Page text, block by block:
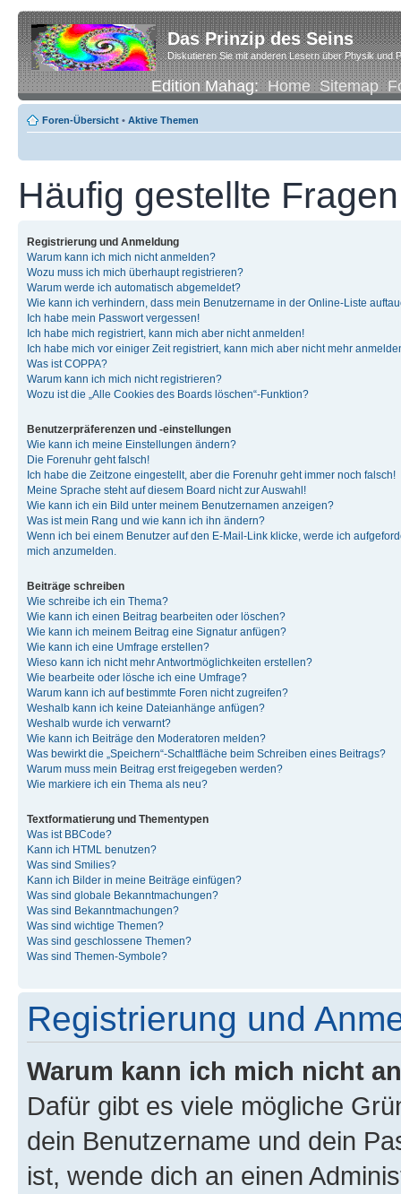
Das Prinzip des Seins
Diskutieren Sie mit anderen Lesern über Physik und
Edition Mahag:Home Sitemap
Foren-Übersicht • Aktive Themen
Häufig gestellte Fragen
Registrierung und Anmeldung
Warum kann ich mich nicht anmelden?
Wozu muss ich mich überhaupt registrieren?
Warum werde ich automatisch abgemeldet?
Wie kann ich verhindern, dass mein Benutzername in der Online-Liste
Ich habe mein Passwort vergessen!
Ich habe mich registriert, kann mich aber nicht anmelden!
Ich habe mich vor einiger Zeit registriert, kann mich aber nicht mehr
Was ist COPPA?
Warum kann ich mich nicht registrieren?
Wozu ist die „Alle Cookies des Boards löschen“-Funktion?
Benutzerpräferenzen und -einstellungen
Wie kann ich meine Einstellungen ändern?
Die Forenuhr geht falsch!
Ich habe die Zeitzone eingestellt, aber die Forenuhr geht immer noch falsch!
Meine Sprache steht auf diesem Board nicht zur Auswahl!
Wie kann ich ein Bild unter meinem Benutzernamen anzeigen?
Was ist mein Rang und wie kann ich ihn ändern?
Wenn ich bei einem Benutzer auf den E-Mail-Link klicke, werde ich
mich anzumelden.
Beiträge schreiben
Wie schreibe ich ein Thema?
Wie kann ich einen Beitrag bearbeiten oder löschen?
Wie kann ich meinem Beitrag eine Signatur anfügen?
Wie kann ich eine Umfrage erstellen?
Wieso kann ich nicht mehr Antwortmöglichkeiten erstellen?
Wie bearbeite oder lösche ich eine Umfrage?
Warum kann ich auf bestimmte Foren nicht zugreifen?
Weshalb kann ich keine Dateianhänge anfügen?
Weshalb wurde ich verwarnt?
Wie kann ich Beiträge den Moderatoren melden?
Was bewirkt die „Speichern“-Schaltfläche beim Schreiben eines Beitrags?
Warum muss mein Beitrag erst freigegeben werden?
Wie markiere ich ein Thema als neu?
Textformatierung und Thementypen
Was ist BBCode?
Kann ich HTML benutzen?
Was sind Smilies?
Kann ich Bilder in meine Beiträge einfügen?
Was sind globale Bekanntmachungen?
Was sind Bekanntmachungen?
Was sind wichtige Themen?
Was sind geschlossene Themen?
Was sind Themen-Symbole?
Registrierung und
Warum kann ich mich nicht
Dafür gibt es viele mögliche
dein Benutzername und dein
ist, wende dich an einen